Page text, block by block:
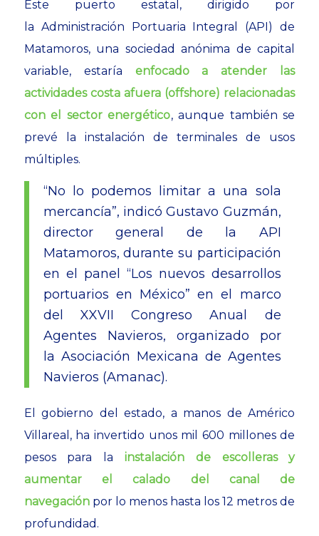
Este puerto estatal, dirigido por
la Administración Portuaria Integral (API) de
Matamoros, una sociedad anónima de capital
variable, estaría enfocado a atender las
actividades costa afuera (offshore) relacionadas
con el sector energético, aunque también se
prevé la instalación de terminales de usos
múltiples.
“No lo podemos limitar a una sola
mercancía”, indicó Gustavo Guzmán,
director general de la API
Matamoros, durante su participación
en el panel “Los nuevos desarrollos
portuarios en México” en el marco
del XXVII Congreso Anual de
Agentes Navieros, organizado por
la Asociación Mexicana de Agentes
Navieros (Amanac).
El gobierno del estado, a manos de Américo
Villareal, ha invertido unos mil 600 millones de
pesos para la instalación de escolleras y
aumentar el calado del canal de
navegaciónpor lo menos hasta los 12 metros de
profundidad.